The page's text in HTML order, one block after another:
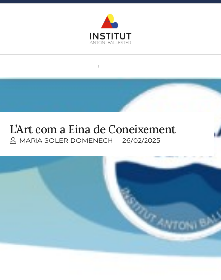
L’Art com a Eina de Coneixement
MARIA SOLER DOMENECH 26/02/2025